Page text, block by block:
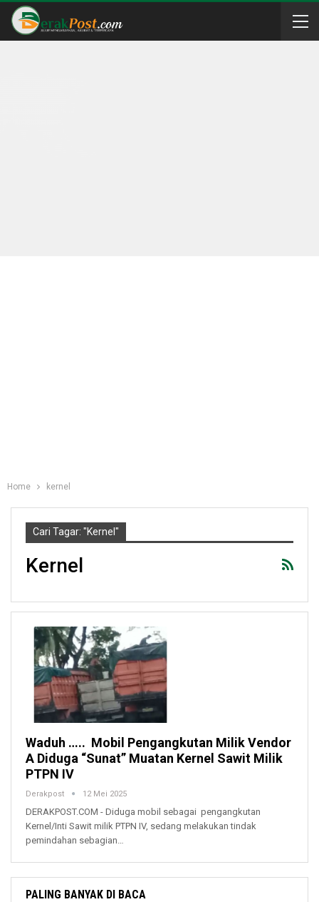
Home kernel
Cari Tagar: "kernel"
Kernel
Waduh ….. Mobil Pengangkutan Milik Vendor
A Diduga “Sunat” Muatan Kernel Sawit Milik
PTPN IV
Derakpost 12 Mei 2025
DERAKPOST.COM - Diduga mobil sebagai pengangkutan
Kernel/Inti Sawit milik PTPN IV, sedang melakukan tindak
pemindahan sebagian…
PALING BANYAK DI BACA